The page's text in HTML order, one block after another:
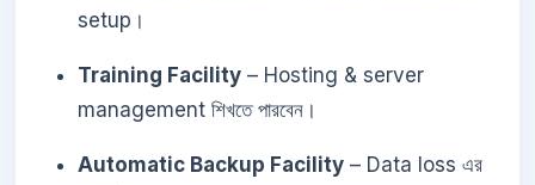
setup।
Training Facility – Hosting & server
management শিখতে পারবেন।
Automatic Backup Facility – Data loss এর